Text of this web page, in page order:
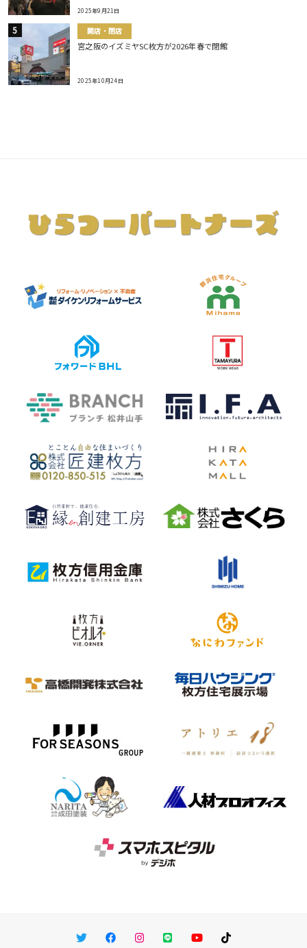
2025年9月21日
開店・閉店
宮之阪のイズミヤSC枚方が2026年春で閉館
2025年10月24日
TwitterFacebookInstagram
LINE You TubeTikTok